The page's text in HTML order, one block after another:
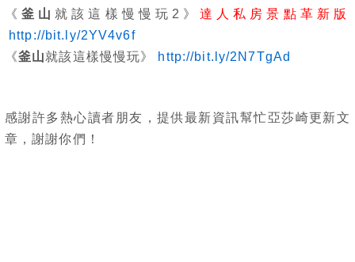
《釜山 就該這樣慢慢玩2》達人私房景點革新版
http://bit.ly/2YV4v6f
《釜山就該這樣慢慢玩》 http://bit.ly/2N7TgAd
感謝許多熱心讀者朋友，提供最新資訊幫忙亞莎崎更新文
章，謝謝你們！